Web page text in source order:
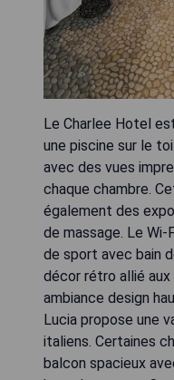
Le Charlee Hotel
une piscine sur le
avec des vues
chaque chambre.
également des
de massage. Le
de sport avec bain
décor rétro allié
ambiance design
Lucia propose une
italiens. Certaines
balcon spacieux